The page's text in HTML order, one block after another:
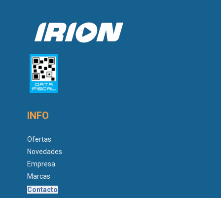
INFO
Ofertas
Novedades
Empresa
Marcas
Contacto